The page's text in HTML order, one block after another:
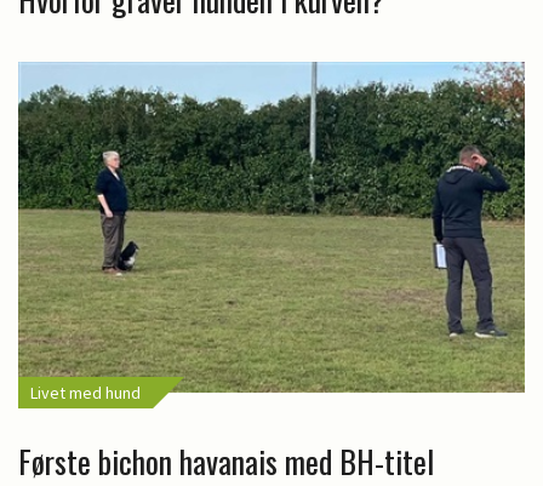
Livet med hund
Første bichon havanais med BH-titel